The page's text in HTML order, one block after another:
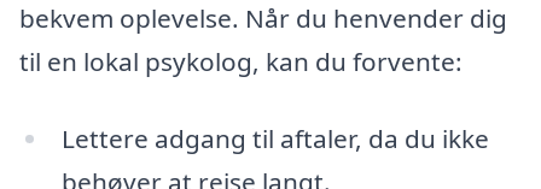
bekvem oplevelse. Når du henvender dig
til en lokal psykolog, kan du forvente:
Lettere adgang til aftaler, da du ikke
behøver at rejse langt.